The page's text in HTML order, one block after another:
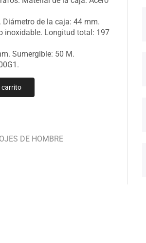
de la caja: 44 mm.
inoxidable. Longitud total: 197
Sumergible: 50 M.
carrito
DE HOMBRE